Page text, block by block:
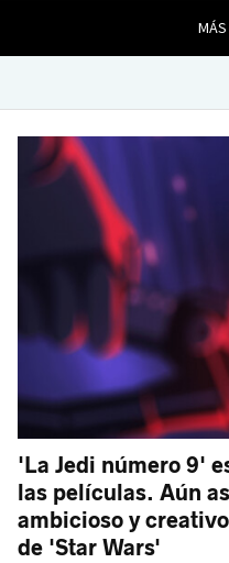
'La Jedi número 9'
las películas. Aún
ambicioso y
de 'Star Wars'